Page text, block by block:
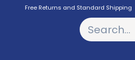
Free Returns and Standard Shipping